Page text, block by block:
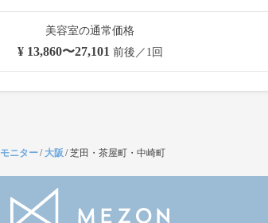
美容室の通常価格
¥ 13,860〜27,101 前後／1回
モニター/大阪 /芝田・茶屋町・中崎町